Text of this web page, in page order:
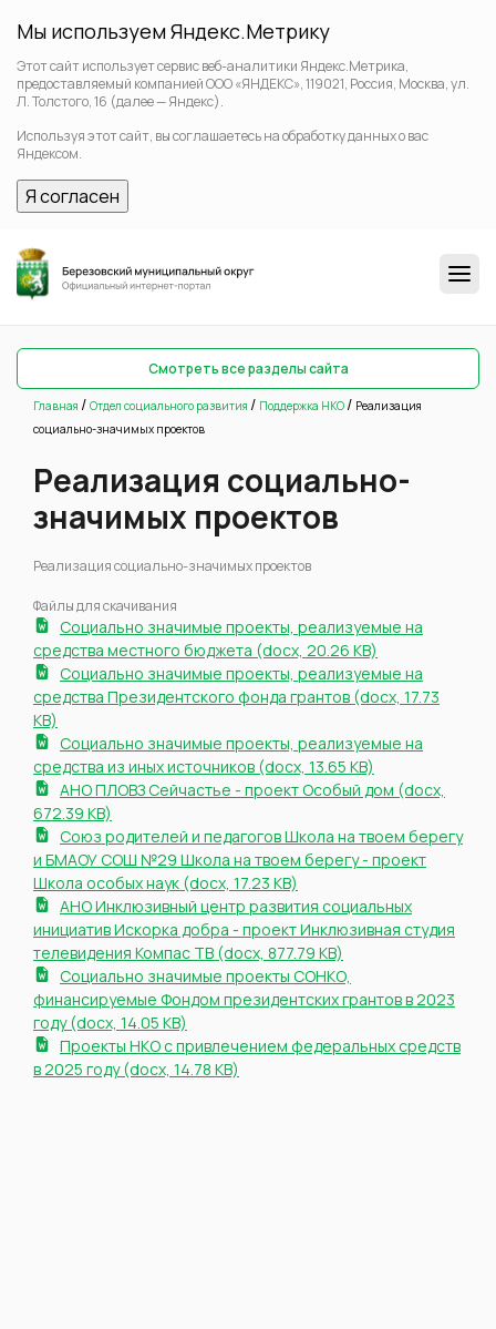
Мы используем Яндекс.Метрику
Этот сайт использует сервис веб-аналитики Яндекс.Метрика,
предоставляемый компанией ООО «ЯНДЕКС», 119021, Россия, Москва, ул.
Л. Толстого, 16 (далее — Яндекс).
Используя этот сайт, вы соглашаетесь на обработку данных о вас
Яндексом.
Я согласен
Смотреть все разделы сайта
Главная / Отдел социального развития / Поддержка НКО / Реализация
социально-значимых проектов
Реализация социально-
значимых проектов
Реализация социально-значимых проектов
Файлы для скачивания
Социально значимые проекты, реализуемые на
средства местного бюджета (docx, 20.26 KB)
Социально значимые проекты, реализуемые на
средства Президентского фонда грантов (docx, 17.73
KB)
Социально значимые проекты, реализуемые на
средства из иных источников (docx, 13.65 KB)
АНО ПЛОВЗ Сейчастье - проект Особый дом (docx,
672.39 KB)
Союз родителей и педагогов Школа на твоем берегу
и БМАОУ СОШ №29 Школа на твоем берегу - проект
Школа особых наук (docx, 17.23 KB)
АНО Инклюзивный центр развития социальных
инициатив Искорка добра - проект Инклюзивная студия
телевидения Компас ТВ (docx, 877.79 KB)
Социально значимые проекты СОНКО,
финансируемые Фондом президентских грантов в 2023
году (docx, 14.05 KB)
Проекты НКО с привлечением федеральных средств
в 2025 году (docx, 14.78 KB)